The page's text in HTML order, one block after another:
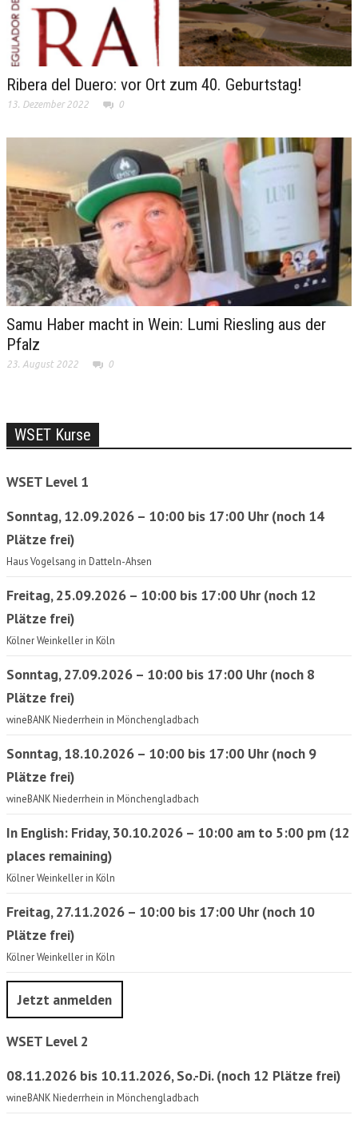
Ribera del Duero: vor Ort zum 40. Geburtstag!
13. Dezember 2022 0
Samu Haber macht in Wein: Lumi Riesling aus der
Pfalz
23. August 2022 0
WSET Kurse
WSET Level 1
Sonntag, 12.09.2026 – 10:00 bis 17:00 Uhr (noch 14
Plätze frei)
Haus Vogelsang in Datteln-Ahsen
Freitag, 25.09.2026 – 10:00 bis 17:00 Uhr (noch 12
Plätze frei)
Kölner Weinkeller in Köln
Sonntag, 27.09.2026 – 10:00 bis 17:00 Uhr (noch 8
Plätze frei)
wineBANK Niederrhein in Mönchengladbach
Sonntag, 18.10.2026 – 10:00 bis 17:00 Uhr (noch 9
Plätze frei)
wineBANK Niederrhein in Mönchengladbach
In English: Friday, 30.10.2026 – 10:00 am to 5:00 pm (12
places remaining)
Kölner Weinkeller in Köln
Freitag, 27.11.2026 – 10:00 bis 17:00 Uhr (noch 10
Plätze frei)
Kölner Weinkeller in Köln
Jetzt anmelden
WSET Level 2
08.11.2026 bis 10.11.2026, So.-Di. (noch 12 Plätze frei)
wineBANK Niederrhein in Mönchengladbach